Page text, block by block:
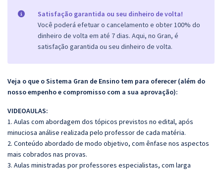
Satisfação garantida ou seu dinheiro de volta!
Você poderá efetuar o cancelamento e obter 100% do
dinheiro de volta em até 7 dias. Aqui, no Gran, é
satisfação garantida ou seu dinheiro de volta.
Veja o que o Sistema Gran de Ensino tem para oferecer (além do
nosso empenho e compromisso com a sua aprovação):
VIDEOAULAS:
1. Aulas com abordagem dos tópicos previstos no edital, após
minuciosa análise realizada pelo professor de cada matéria.
2. Conteúdo abordado de modo objetivo, com ênfase nos aspectos
mais cobrados nas provas.
3. Aulas ministradas por professores especialistas, com larga